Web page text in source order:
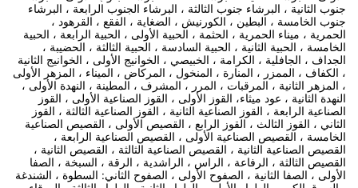
جنوب الثانية ، البرشاء جنوب الثالثة ، البرشاء الجنوب الرابعة ، البرشاء
جنوب الخامسة ، البطين ، الكورنيش ، الضغاية ، الفقع ، القرهود ،
الحمرية ، ميناء الحمرية ، الحثمة ، الحبية الأولى ، الحبية الرابعة ، الحبية
الخامسة ، الحبية الثانية ، الحبية السادسة ، الحبية الثالثة ، الحضيبة ،
الجداف ، الجافلية ، الكرامة ، الخبيصي ، الخوانيج الأولى ، الخوانيج الثانية
، الكفاف ، الممزر ، المنارة ، المنخول ، المركاض ، الميناء ، المزهر الأولى
، المزهر الثانية ، المرقبات ، المرر ، المشرف ، المطينة ، النهدة الأولى ،
النهدة الثانية ، عود ميثاء، القوز الأولى ، القوز الصناعية الأولى ، القوز
الصناعية الرابعة ، القوز الصناعية الثانية ، القوز الصناعية الثالثة ، القوز
الثاني ، القوز الثالث ، القوز الرابع ، القصيص الأولى ، القصيص الصناعية
الخامسة ، القصيص الصناعية الأولى ، القصيص الصناعية الرابعة ،
القصيص الصناعية الثانية ، القصيص الصناعية الثالثة ، القصيص الثانية ،
القصيص الثالثة ، الرفاعة ، الراس ، الراشدية ، الرقة ، السبخة ، الصفا
الأولى ، الصفا الثانية ، الصفوح الأولى ، الصفوح الثاني: السطوة ، الشندغة